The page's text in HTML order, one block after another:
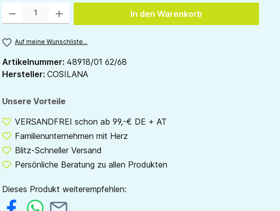
In den Warenkorb
Auf meine Wunschliste...
Artikelnummer: 48918/01 62/68
Hersteller: COSILANA
Unsere Vorteile
VERSANDFREI schon ab 99,-€ DE + AT
Familienunternehmen mit Herz
Blitz-Schneller Versand
Persönliche Beratung zu allen Produkten
Dieses Produkt weiterempfehlen: